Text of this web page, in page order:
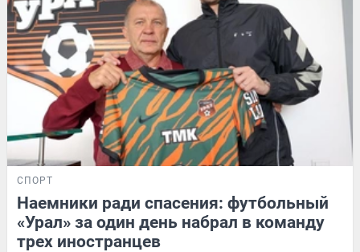
СПОРТ
Наемники ради спасения: футбольный
«Урал» за один день набрал в команду
трех иностранцев